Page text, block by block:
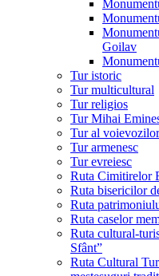
Goilav
Tur istoric
Tur multicultural
Tur religios
Tur Mihai
Tur al voievozilor
Tur armenesc
Tur evreiesc
Ruta Cimitirelor
Ruta bisericilor
Ruta
Ruta caselor
Ruta cultural-
Sfânt”
Ruta Cultural